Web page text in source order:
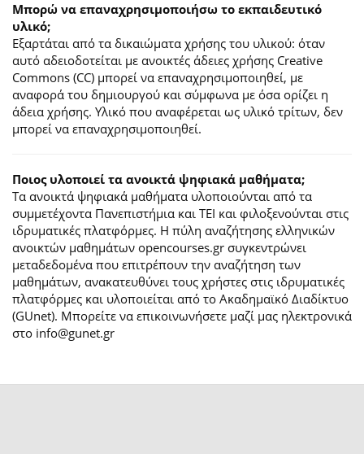
Mπορώ να επαναχρησιμοποιήσω το εκπαιδευτικό
υλικό;
Εξαρτάται από τα δικαιώματα χρήσης του υλικού: όταν
αυτό αδειοδοτείται με ανοικτές άδειες χρήσης Creative
Commons (CC) μπορεί να επαναχρησιμοποιηθεί, με
αναφορά του δημιουργού και σύμφωνα με όσα ορίζει η
άδεια χρήσης. Υλικό που αναφέρεται ως υλικό τρίτων, δεν
μπορεί να επαναχρησιμοποιηθεί.
Ποιος υλοποιεί τα ανοικτά ψηφιακά μαθήματα;
Τα ανοικτά ψηφιακά μαθήματα υλοποιούνται από τα
συμμετέχοντα Πανεπιστήμια και ΤΕΙ και φιλοξενούνται στις
ιδρυματικές πλατφόρμες. H πύλη αναζήτησης ελληνικών
ανοικτών μαθημάτων opencourses.gr συγκεντρώνει
μεταδεδομένα που επιτρέπουν την αναζήτηση των
μαθημάτων, ανακατευθύνει τους χρήστες στις ιδρυματικές
πλατφόρμες και υλοποιείται από το Ακαδημαϊκό Διαδίκτυο
(GUnet). Μπορείτε να επικοινωνήσετε μαζί μας ηλεκτρονικά
στο info@gunet.gr